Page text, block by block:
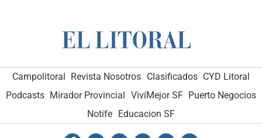
Campolitoral Revista Nosotros Clasificados CYD Litoral
Podcasts Mirador Provincial VivíMejor SF Puerto Negocios
Notife Educacion SF